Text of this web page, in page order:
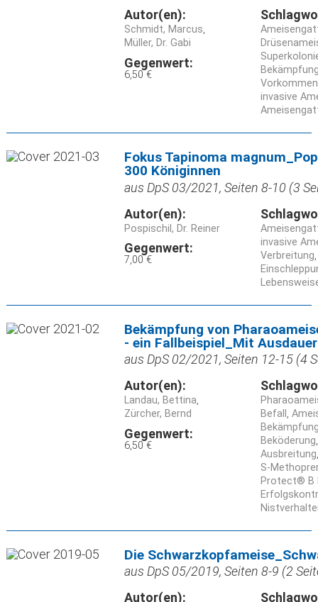
Autor(en):
Schmidt, Marcus
Müller, Dr. Gabi
Gegenwert:
6,50 €
Vorkommen
invasive
Fokus Tapinoma
300 Königinnen
aus DpS 03/2021, Seiten 8-10 (3
Autor(en):
Pospischil, Dr. Reiner
Gegenwert:
7,00 €
invasive
Verbreitung
Bekämpfung von
- ein Fallbeispiel_Mit
aus DpS 02/2021, Seiten 12-15 (4
Autor(en):
Landau, Bettina
Zürcher, Bernd
Gegenwert:
6,50 €
Befall
Beköderung
Ausbreitung
S-
Protect® B
Die
aus DpS 05/2019, Seiten 8-9 (2
Autor(en):